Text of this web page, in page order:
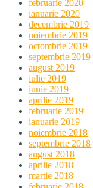
februarie 2020
ianuarie 2020
decembrie 2019
noiembrie 2019
octombrie 2019
septembrie 2019
august 2019
iulie 2019
iunie 2019
aprilie 2019
februarie 2019
ianuarie 2019
noiembrie 2018
septembrie 2018
august 2018
aprilie 2018
martie 2018